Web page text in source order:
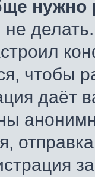
нужно
чтобы
даёт